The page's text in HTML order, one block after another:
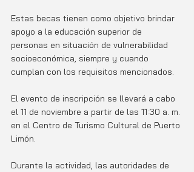
Estas becas tienen como objetivo brindar
apoyo a la educación superior de
personas en situación de vulnerabilidad
socioeconómica, siempre y cuando
cumplan con los requisitos mencionados.
El evento de inscripción se llevará a cabo
el 11 de noviembre a partir de las 11:30 a. m.
en el Centro de Turismo Cultural de Puerto
Limón.
Durante la actividad, las autoridades de